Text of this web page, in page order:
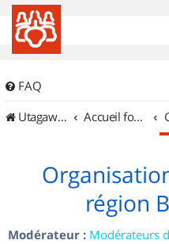
FAQ
UtagawaVTT (Randos VTT et VTTAE avec traces GPS)
Accueil forum
région
Modérateur : Modérateurs